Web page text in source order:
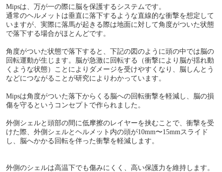
Mipsは、万が一の際に脳を保護するシステムです。
通常のヘルメットは垂直に落下するような直線的な衝撃を想定して
いますが、実際に落馬が起きる際は地面に対して角度がついた状態
で落下する場合がほとんどです。
角度がついた状態で落下すると、下記の図のように頭の中では脳の
回転運動が生じます。脳が急激に回転する（衝撃により脳が揺れ動
くような状態）ことによりダメージを受けやすくなり、脳しんとう
などにつながることが研究によりわかっています。
Mipsは角度がついた落下からくる脳への回転衝撃を軽減し、脳の損
傷を守るというコンセプトで作られました。
外側シェルと頭部の間に低摩擦のレイヤーを挟むことで、衝撃を受
けた際、外側シェルとヘルメット内の頭が10mm〜15mmスライド
し、脳へかかる回転を伴った衝撃を軽減します。
外側のシェルは高温下でも傷みにくく、高い保護力を維持します。